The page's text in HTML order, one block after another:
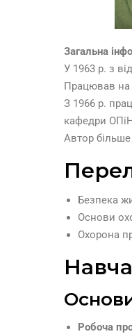
Загальна
У 1963 р. з
Працював на
З 1966 р.
кафедри
Автор
Безпека
Основи
Охорона
Робоча